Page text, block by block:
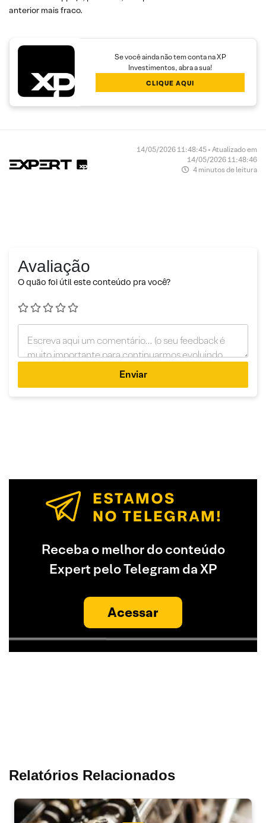
anterior mais fraco.
Se você ainda não tem conta na XP
Investimentos, abra a sua!
CLIQUE AQUI
14/05/2026 11:48:45 • Atualizado em
14/05/2026 11:48:46
4 minutos de leitura
Avaliação
O quão foi útil este conteúdo pra você?
Enviar
Receba o melhor do conteúdo
Expert pelo Telegram da XP
Acessar
Relatórios Relacionados